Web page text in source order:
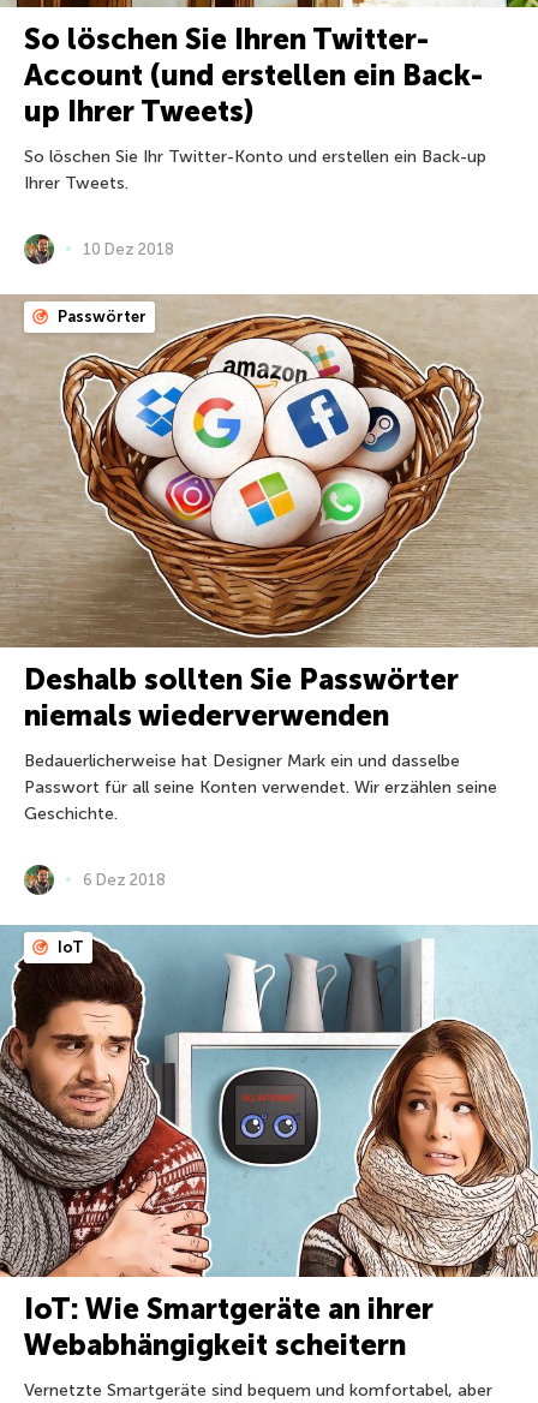
So löschen Sie Ihren Twitter-
Account (und erstellen ein Back-
up Ihrer Tweets)
So löschen Sie Ihr Twitter-Konto und erstellen ein Back-up
Ihrer Tweets.
10 Dez 2018
Passwörter
Deshalb sollten Sie Passwörter
niemals wiederverwenden
Bedauerlicherweise hat Designer Mark ein und dasselbe
Passwort für all seine Konten verwendet. Wir erzählen seine
Geschichte.
6 Dez 2018
IoT
IoT: Wie Smartgeräte an ihrer
Webabhängigkeit scheitern
Vernetzte Smartgeräte sind bequem und komfortabel, aber